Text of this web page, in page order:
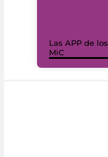
Las APP de los
MiC